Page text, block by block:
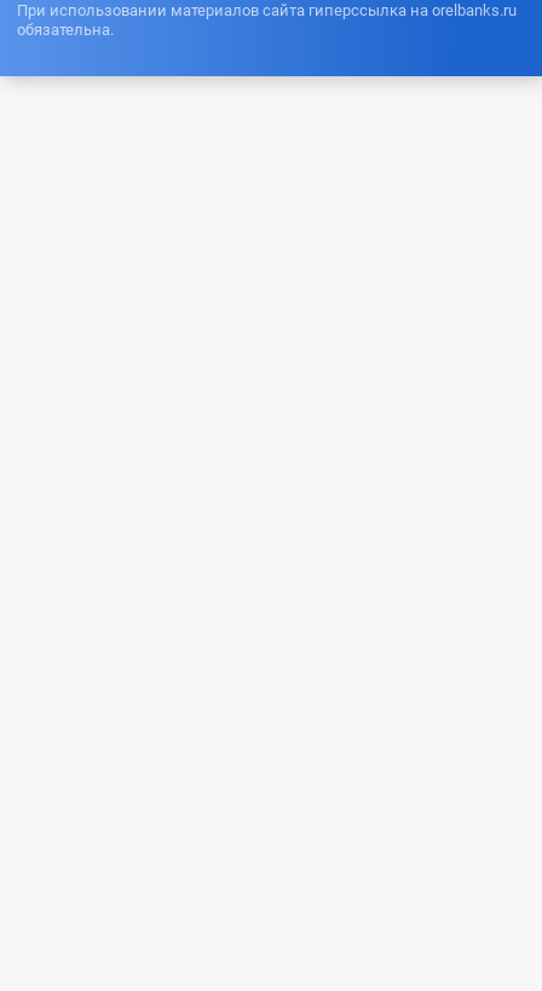
При использовании материалов сайта гиперссылка на orelbanks.ru
обязательна.